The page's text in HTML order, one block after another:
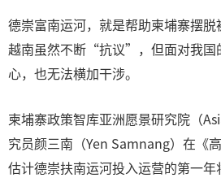
德崇富南运河，就是帮助柬埔寨摆脱
越南虽然不断“抗议”，但面对我国
心，也无法横加干涉。
柬埔寨政策智库亚洲愿景研究院（
究员颜三南（Yen Samnang）在《
估计德崇扶南运河投入运营的第一